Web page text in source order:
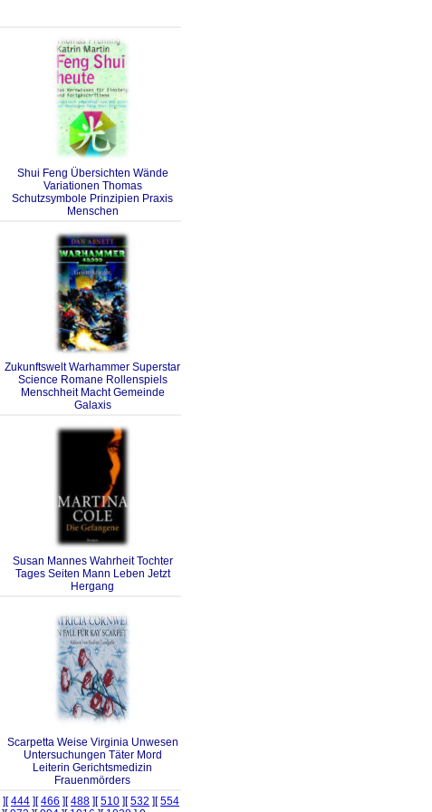
Shui Feng Übersichten Wände
Variationen Thomas
Schutzsymbole Prinzipien Praxis
Menschen
Zukunftswelt Warhammer Superstar
Science Romane Rollenspiels
Menschheit Macht Gemeinde
Galaxis
Susan Mannes Wahrheit Tochter
Tages Seiten Mann Leben Jetzt
Hergang
Scarpetta Weise Virginia Unwesen
Untersuchungen Täter Mord
Leiterin Gerichtsmedizin
Frauenmörders
][444 ][466 ][488 ][510 ][532 ][554